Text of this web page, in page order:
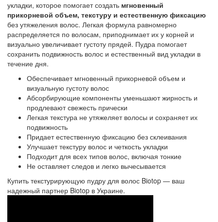
укладки, которое помогает создать мгновенный
прикорневой объем, текстуру и естественную фиксацию
без утяжеления волос. Легкая формула равномерно
распределяется по волосам, приподнимает их у корней и
визуально увеличивает густоту прядей. Пудра помогает
сохранить подвижность волос и естественный вид укладки в
течение дня.
Обеспечивает мгновенный прикорневой объем и
визуальную густоту волос
Абсорбирующие компоненты уменьшают жирность и
продлевают свежесть прически
Легкая текстура не утяжеляет волосы и сохраняет их
подвижность
Придает естественную фиксацию без склеивания
Улучшает текстуру волос и четкость укладки
Подходит для всех типов волос, включая тонкие
Не оставляет следов и легко вычесывается
Купить текстурирующую пудру для волос Biotop — ваш
надежный партнер Biotop в Украине.